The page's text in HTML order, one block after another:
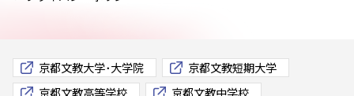
京都文教大学･大学院
京都文教短期大学
京都文教高等学校
京都文教中学校